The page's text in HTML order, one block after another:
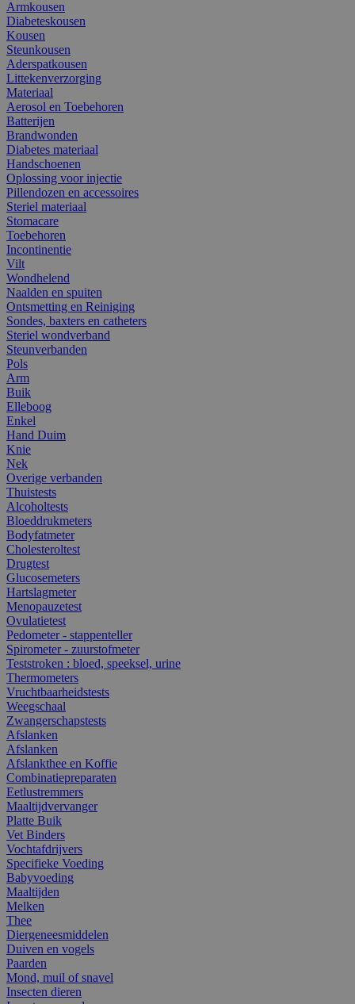
Armkousen
Diabeteskousen
Kousen
Steunkousen
Aderspatkousen
Littekenverzorging
Materiaal
Aerosol en Toebehoren
Batterijen
Brandwonden
Diabetes materiaal
Handschoenen
Oplossing voor injectie
Pillendozen en accessoires
Steriel materiaal
Stomacare
Toebehoren
Incontinentie
Vilt
Wondhelend
Naalden en spuiten
Ontsmetting en Reiniging
Sondes, baxters en catheters
Steriel wondverband
Steunverbanden
Pols
Arm
Buik
Elleboog
Enkel
Hand Duim
Knie
Nek
Overige verbanden
Thuistests
Alcoholtests
Bloeddrukmeters
Bodyfatmeter
Cholesteroltest
Drugtest
Glucosemeters
Hartslagmeter
Menopauzetest
Ovulatietest
Pedometer - stappenteller
Spirometer - zuurstofmeter
Teststroken : bloed, speeksel, urine
Thermometers
Vruchtbaarheidstests
Weegschaal
Zwangerschapstests
Afslanken
Afslanken
Afslankthee en Koffie
Combinatiepreparaten
Eetlustremmers
Maaltijdvervanger
Platte Buik
Vet Binders
Vochtafdrijvers
Specifieke Voeding
Babyvoeding
Maaltijden
Melken
Thee
Diergeneesmiddelen
Duiven en vogels
Paarden
Mond, muil of snavel
Insecten dieren